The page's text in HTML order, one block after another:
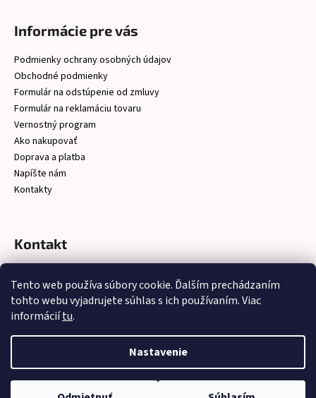
Tento web používa súbory cookie. Ďalším prechádzaním
tohto webu vyjadrujete súhlas s ich používaním. Viac
informáciítu.
Nastavenie
Informácie pre vás
Podmienky ochrany osobných údajov
Obchodné podmienky
Formulár na odstúpenie od zmluvy
Formulár na reklamáciu tovaru
Vernostný program
Ako nakupovať
Doprava a platba
Napíšte nám
Kontakty
Kontakt
https://www.facebook.com/latkychristel/?ref=embed_page
Copyright 2026Látky Christel. Všetky práva vyhradené.Upraviť